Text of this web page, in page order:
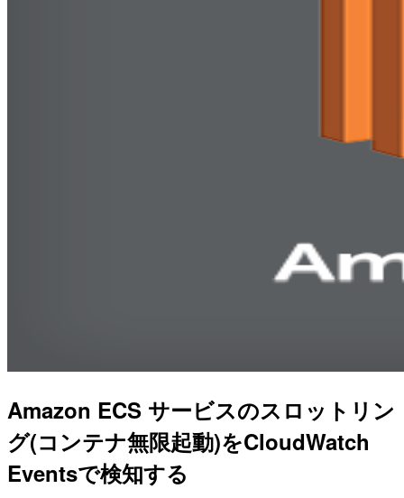
Amazon ECS サービスのスロットリン
グ(コンテナ無限起動)をCloudWatch
Eventsで検知する